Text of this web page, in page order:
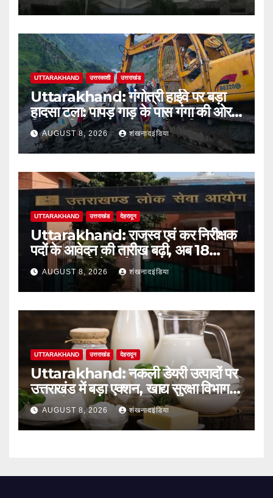
UTTARAKHAND उत्तरकाशी उत्तराखंड
Uttarakhand: गंगोत्री हाईवे पर बड़ा
हादसा टला: पापड़ गाड़ के पास गंगा की ओर
फिसला पिकअप, कांवड़ यात्री सुरक्षित
AUGUST 8, 2026 शंखनादइंडिया
UTTARAKHAND उत्तराखंड देहरादून
Uttarakhand: राजस्व एवं कर निरीक्षक
पदों के आवेदन की तारीख बढ़ी, अब 18
अगस्त तक मिलेगा मौका
AUGUST 8, 2026 शंखनादइंडिया
UTTARAKHAND उत्तराखंड देहरादून
Uttarakhand: नकली डेयरी उत्पादों पर
उत्तराखंड में बड़ा एक्शन, खाद्य सुरक्षा विभाग ने
शुरू की सख्त जांच
AUGUST 8, 2026 शंखनादइंडिया